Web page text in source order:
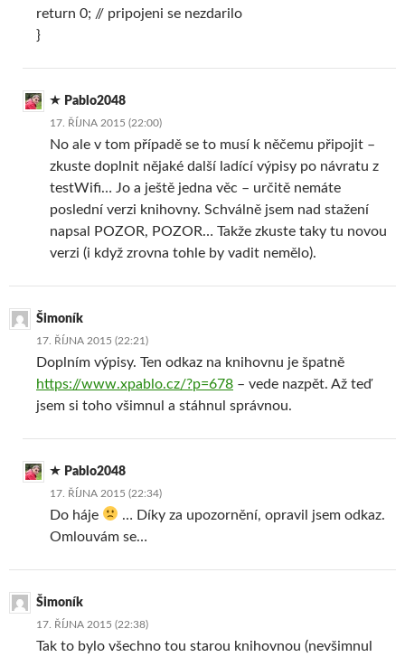
return 0; // pripojeni se nezdarilo
}
Pablo2048
17. ŘÍJNA 2015 (22:00)
No ale v tom případě se to musí k něčemu připojit –
zkuste doplnit nějaké další ladící výpisy po návratu z
testWifi… Jo a ještě jedna věc – určitě nemáte
poslední verzi knihovny. Schválně jsem nad stažení
napsal POZOR, POZOR… Takže zkuste taky tu novou
verzi (i když zrovna tohle by vadit nemělo).
Šimoník
17. ŘÍJNA 2015 (22:21)
Doplním výpisy. Ten odkaz na knihovnu je špatně
https://www.xpablo.cz/?p=678 – vede nazpět. Až teď
jsem si toho všimnul a stáhnul správnou.
Pablo2048
17. ŘÍJNA 2015 (22:34)
Do háje
… Díky za upozornění, opravil jsem odkaz.
Omlouvám se…
Šimoník
17. ŘÍJNA 2015 (22:38)
Tak to bylo všechno tou starou knihovnou (nevšimnul